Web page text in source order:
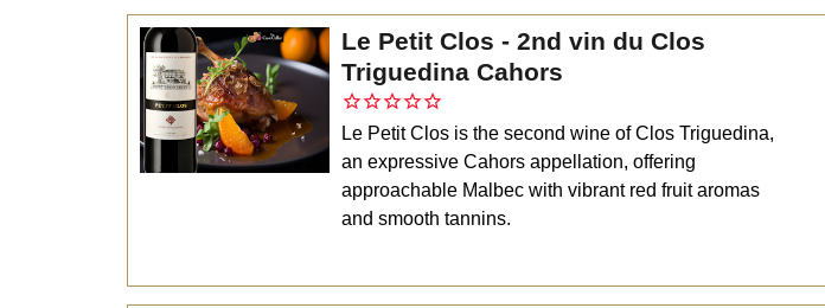
Le Petit Clos - 2nd vin du Clos
Triguedina Cahors
Le Petit Clos is the second wine of Clos Triguedina,
an expressive Cahors appellation, offering
approachable Malbec with vibrant red fruit aromas
and smooth tannins.